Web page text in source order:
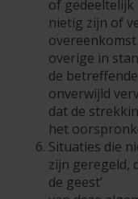
of gedeeltelijk
nietig zijn of
overige in
de
onverwijld
dat de
het
Situaties die
zijn geregeld,
de geest’